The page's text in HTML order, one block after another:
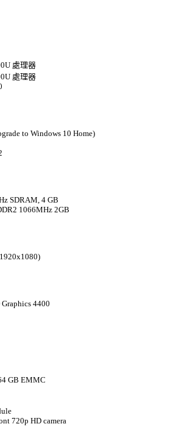
處理器
處理器
to Windows 10 Home)
SDRAM, 4 GB
1066MHz 2GB
4400
GB EMMC
720p HD camera